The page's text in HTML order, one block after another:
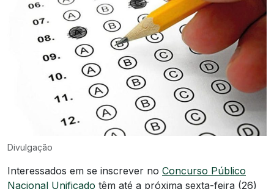
Divulgação
Interessados em se inscrever no Concurso Público
Nacional Unificado têm até a próxima sexta-feira (26)